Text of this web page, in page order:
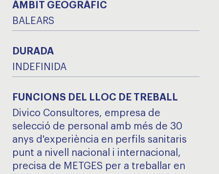
ÀMBIT GEOGRÀFIC
BALEARS
DURADA
INDEFINIDA
FUNCIONS DEL LLOC DE TREBALL
Divico Consultores, empresa de
selecció de personal amb més de 30
anys d'experiència en perfils sanitaris
punt a nivell nacional i internacional,
precisa de METGES per a treballar en